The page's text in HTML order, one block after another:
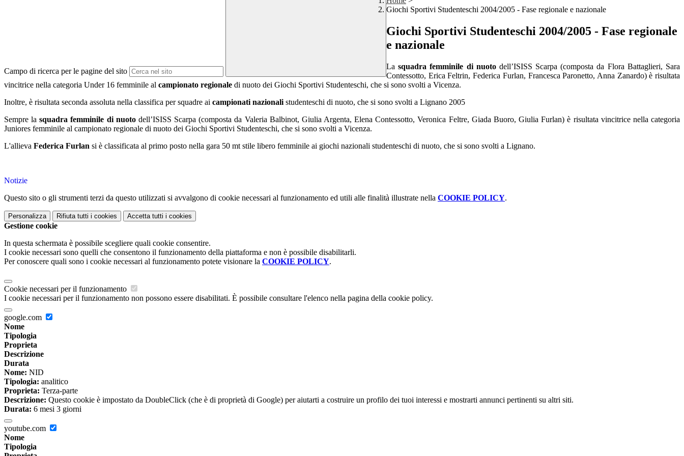
Campo di ricerca per le pagine del sito
Giochi Sportivi Studenteschi 2004/2005 - Fase regionale e nazionale
Giochi Sportivi Studenteschi 2004/2005 - Fase regionale
e nazionale
La squadra femminile di nuotodell’ISISS Scarpa (composta da Flora Battaglieri, Sara
Contessotto, Erica Feltrin, Federica Furlan, Francesca Paronetto, Anna Zanardo) è risultata
vincitrice nella categoria Under 16 femminile al campionato regionale di nuoto dei Giochi Sportivi Studenteschi, che si sono svolti a Vicenza.
Inoltre, è risultata seconda assoluta nella classifica per squadre ai campionati nazionali studenteschi di nuoto, che si sono svolti a Lignano 2005
Sempre lasquadra femminile di nuotodell’ISISS Scarpa (composta da Valeria Balbinot, Giulia Argenta, Elena Contessotto, Veronica Feltre, Giada Buoro, Giulia Furlan) è risultata vincitrice nella categoria
Juniores femminile al campionato regionale di nuoto dei Giochi Sportivi Studenteschi, che si sono svolti a Vicenza.
L'allieva Federica Furlan si è classificata al primo posto nella gara 50 mt stile libero femminile ai giochi nazionali studenteschi di nuoto, che si sono svolti a Lignano.
Notizie
Questo sito o gli strumenti terzi da questo utilizzati si avvalgono di cookie necessari al funzionamento ed utili alle finalità illustrate nella COOKIE POLICY.
Personalizza Rifiuta tutti i cookies Accetta tutti i cookies
Gestione cookie
In questa schermata è possibile scegliere quali cookie consentire.
I cookie necessari sono quelli che consentono il funzionamento della piattaforma e non è possibile disabilitarli.
Per conoscere quali sono i cookie necessari al funzionamento potete visionare la COOKIE POLICY.
Cookie necessari per il funzionamento
I cookie necessari per il funzionamento non possono essere disabilitati. È possibile consultare l'elenco nella pagina della cookie policy.
google.com
Nome
Tipologia
Proprieta
Descrizione
Durata
Nome: NID
Tipologia: analitico
Proprieta: Terza-parte
Descrizione: Questo cookie è impostato da DoubleClick (che è di proprietà di Google) per aiutarti a costruire un profilo dei tuoi interessi e mostrarti annunci pertinenti su altri siti.
Durata: 6 mesi 3 giorni
youtube.com
Nome
Tipologia